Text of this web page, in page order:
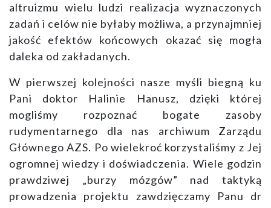
altruizmu wielu ludzi realizacja wyznaczonych
zadań i celów nie byłaby możliwa, a przynajmniej
jakość efektów końcowych okazać się mogła
daleka od zakładanych.
W pierwszej kolejności nasze myśli biegną ku
Pani doktor Halinie Hanusz, dzięki której
mogliśmy rozpoznać bogate zasoby
rudymentarnego dla nas archiwum Zarządu
Głównego AZS. Po wielekroć korzystaliśmy z Jej
ogromnej wiedzy i doświadczenia. Wiele godzin
prawdziwej „burzy mózgów” nad taktyką
prowadzenia projektu zawdzięczamy Panu dr